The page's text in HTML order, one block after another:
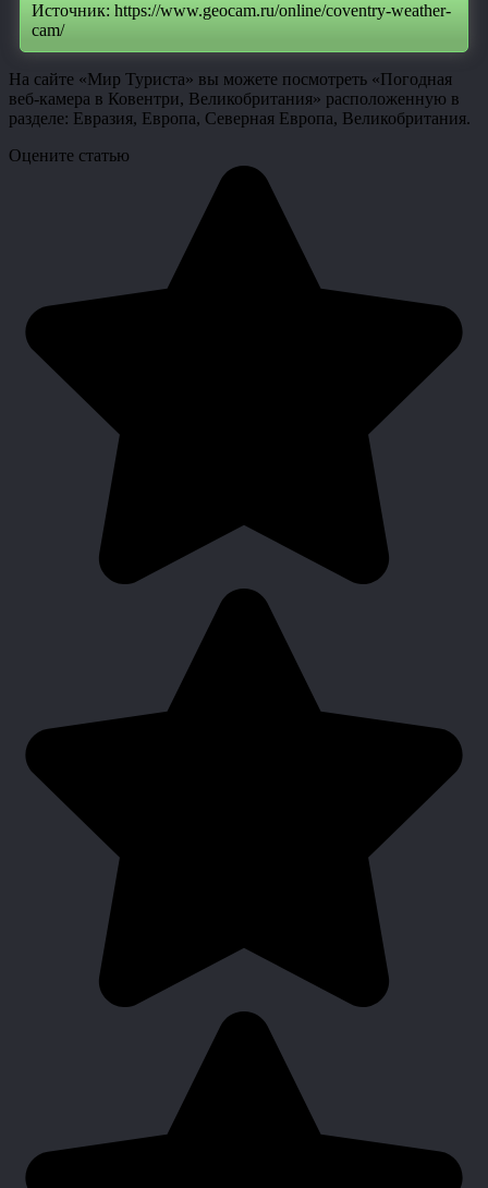
Источник: https://www.geocam.ru/online/coventry-weather-
cam/
На сайте «Мир Туриста» вы можете посмотреть «Погодная
веб-камера в Ковентри, Великобритания» расположенную в
разделе: Евразия, Европа, Северная Европа, Великобритания.
Оцените статью